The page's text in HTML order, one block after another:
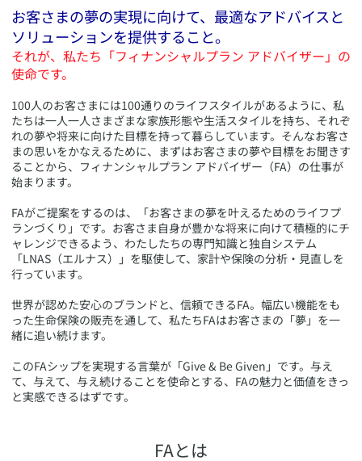
お客さまの夢の実現に向けて、 最適なアドバイスと
ソリューションを提供すること。
それが、私たち「フィナンシャルプラン アドバイザー」の
使命です。
100人のお客さまには100通りのライフスタイルがあるように、私
たちは一人一人さまざまな家族形態や生活スタイルを持ち、それぞ
れの夢や将来に向けた目標を持って暮らしています。そんなお客さ
まの思いをかなえるために、まずはお客さまの夢や目標をお聞きす
ることから、フィナンシャルプラン アドバイザー（FA）の仕事が
始まります。
FAがご提案をするのは、「お客さまの夢を叶えるためのライフプ
ランづくり」です。お客さま自身が豊かな将来に向けて積極的にチ
ャレンジできるよう、わたしたちの専門知識と独自システム
「LNAS（エルナス）」を駆使して、家計や保険の分析・見直しを
行っています。
世界が認めた安心のブランドと、信頼できるFA。幅広い機能をも
った生命保険の販売を通して、私たちFAはお客さまの「夢」を一
緒に追い続けます。
このFAシップを実現する言葉が「Give & Be Given」です。与え
て、与えて、与え続けることを使命とする、FAの魅力と価値をきっ
と実感できるはずです。
FAとは